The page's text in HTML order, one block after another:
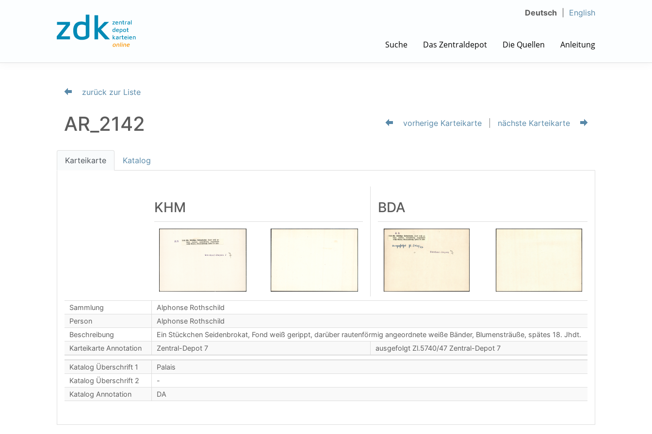
Deutsch English
Suche Das Zentraldepot Die Quellen Anleitung
zurück zur Liste
AR_2142 vorherige Karteikarte nächste Karteikarte
Karteikarte Katalog
KHM BDA
Sammlung
Alphonse Rothschild
Person
Alphonse Rothschild
Beschreibung
Ein Stückchen Seidenbrokat, Fond weiß gerippt, darüber rautenförmig angeordnete weiße Bänder, Blumensträuße, spätes 18. Jhdt.
Karteikarte Annotation
Zentral-Depot 7 ausgefolgt Zl.5740/47 Zentral-Depot 7
Katalog Überschrift 1
Palais
Katalog Überschrift 2
-
Katalog Annotation
DA